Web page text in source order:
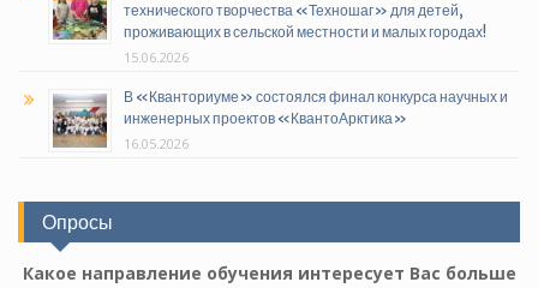
технического творчества «Техношаг» для детей,
проживающих в сельской местности и малых городах!
15.06.2026
В «Кванториуме» состоялся финал конкурса научных и
инженерных проектов «КвантоАрктика»
16.05.2026
Опросы
Какое направление обучения интересует Вас больше